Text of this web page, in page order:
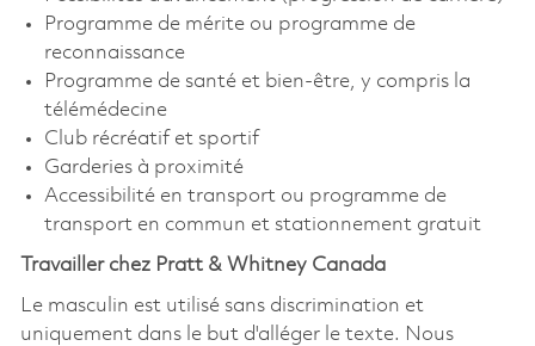
Programme de mérite ou programme de
reconnaissance
Programme de santé et bien-être, y compris la
télémédecine
Club récréatif et sportif
Garderies à proximité
Accessibilité en transport ou programme de
transport en commun et stationnement gratuit
Travailler chez Pratt & Whitney Canada
Le masculin est utilisé sans discrimination et
uniquement dans le but d'alléger le texte. Nous